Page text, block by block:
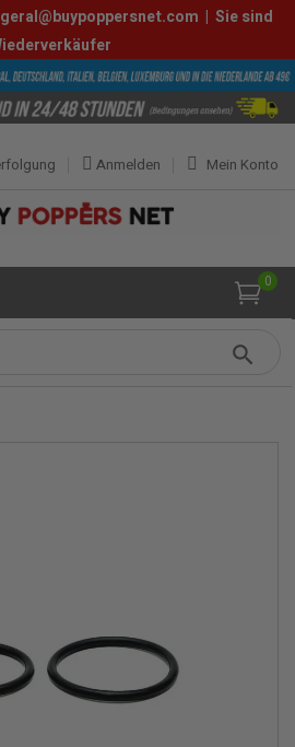
geral@buypoppersnet.com | Sie sind
Mein Konto
Anmelden
0
Set mit 2 Penisringen – Feinlatex